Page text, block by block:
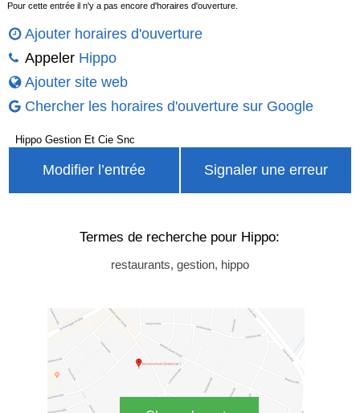
Pour cette entrée il n'y a pas encore d'horaires d'ouverture.
Ajouter horaires d'ouverture
Appeler Hippo
Ajouter site web
Chercher les horaires d'ouverture sur Google
Hippo Gestion Et Cie Snc
Modifier l’entrée Signaler une erreur
Termes de recherche pour Hippo:
restaurants, gestion, hippo